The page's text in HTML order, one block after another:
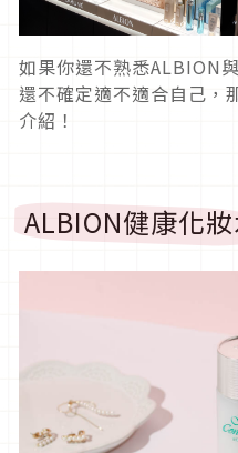
如果你還不熟悉ALBION
還不確定適不適合自己，
介紹！
ALBION健康化